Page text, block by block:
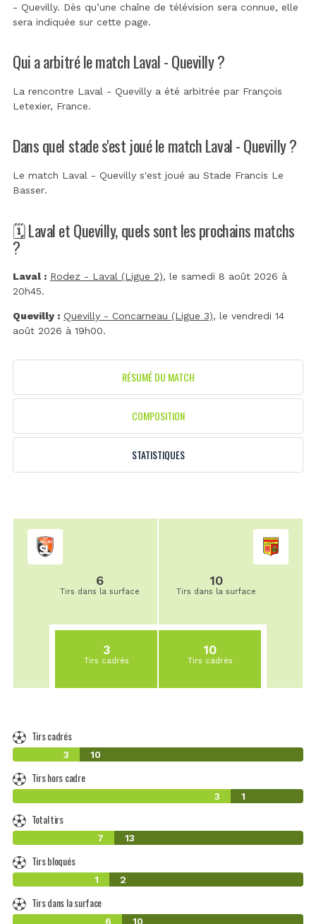
- Quevilly. Dès qu’une chaîne de télévision sera connue, elle
sera indiquée sur cette page.
Qui a arbitré le match Laval - Quevilly ?
La rencontre Laval - Quevilly a été arbitrée par François
Letexier, France.
Dans quel stade s'est joué le match Laval - Quevilly ?
Le match Laval - Quevilly s'est joué au Stade Francis Le
Basser.
🗓️ Laval et Quevilly, quels sont les prochains matchs
?
Laval : Rodez - Laval (Ligue 2), le samedi 8 août 2026 à
20h45.
Quevilly : Quevilly - Concarneau (Ligue 3), le vendredi 14
août 2026 à 19h00.
RÉSUMÉ DU MATCH
COMPOSITION
STATISTIQUES
6
Tirs dans la surface
3
Tirs cadrés
10
Tirs dans la surface
10
Tirs cadrés
Tirs cadrés
3 10
Tirs hors cadre
3 1
Total tirs
7 13
Tirs bloqués
1 2
Tirs dans la surface
6 10